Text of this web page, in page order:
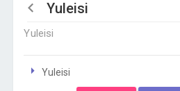
Yuleisi
Yuleisi
Yuleisi